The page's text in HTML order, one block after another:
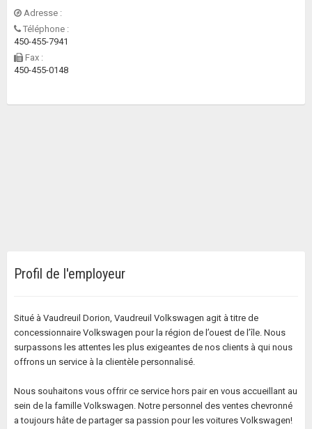
Adresse :
Téléphone :
450-455-7941
Fax :
450-455-0148
Profil de l'employeur
Situé à Vaudreuil Dorion, Vaudreuil Volkswagen agit à titre de
concessionnaire Volkswagen pour la région de l’ouest de l’île. Nous
surpassons les attentes les plus exigeantes de nos clients à qui nous
offrons un service à la clientèle personnalisé.
Nous souhaitons vous offrir ce service hors pair en vous accueillant au
sein de la famille Volkswagen. Notre personnel des ventes chevronné
a toujours hâte de partager sa passion pour les voitures Volkswagen!